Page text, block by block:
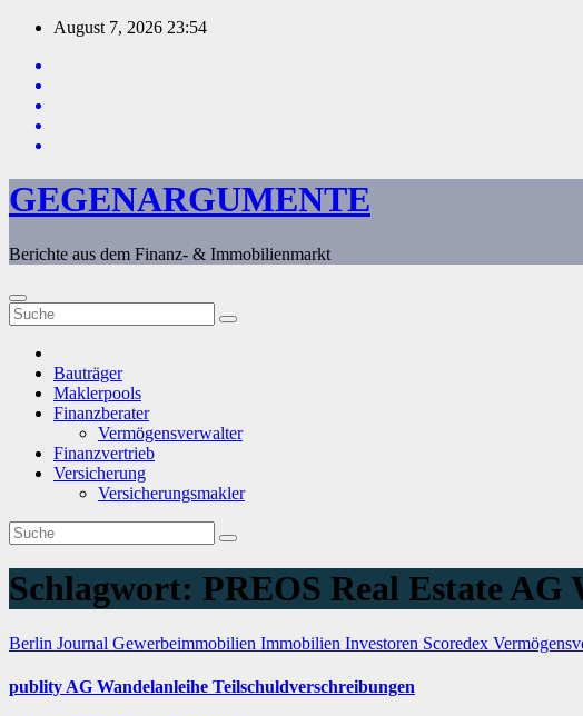
Zum
springen
August 7, 2026 23:54
GEGENARGUMENTE
Berichte aus dem Finanz- & Immobilienmarkt
Bauträger
Maklerpools
Finanzberater
Vermögensverwalter
Finanzvertrieb
Versicherung
Versicherungsmakler
Schlagwort: PREOS Real Estate AG
Berlin Journal Gewerbeimmobilien Immobilien Investoren Scoredex
publity AG Wandelanleihe Teilschuldverschreibungen